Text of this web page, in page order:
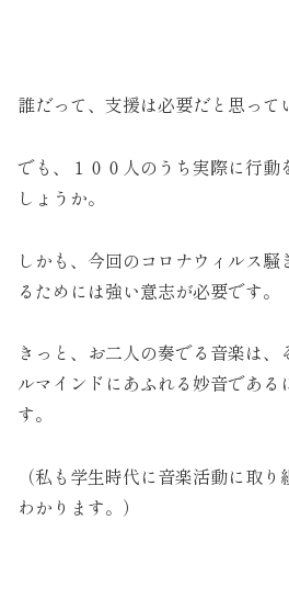
誰だって、支援は必要だと思って
でも、１００人のうち実際に行
しょうか。
しかも、今回のコロナウィルス
るためには強い意志が必要です。
きっと、お二人の奏でる音楽は、
ルマインドにあふれる妙音である
す。
（私も学生時代に音楽活動に取
わかります。）